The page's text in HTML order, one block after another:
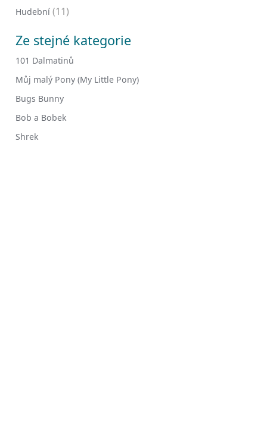
Hudební (11)
Ze stejné kategorie
101 Dalmatinů
Můj malý Pony (My Little Pony)
Bugs Bunny
Bob a Bobek
Shrek